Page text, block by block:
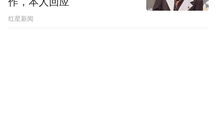
​红星新闻